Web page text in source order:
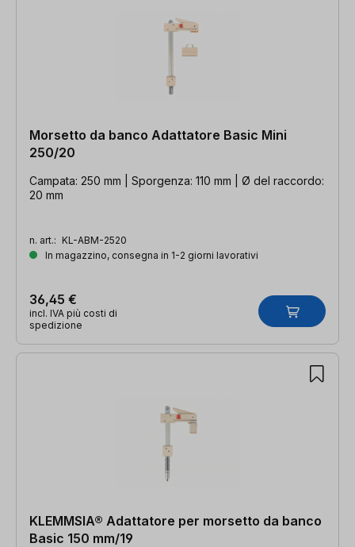
Morsetto da banco Adattatore Basic Mini
250/20
Campata: 250 mm | Sporgenza: 110 mm | Ø del raccordo:
20 mm
n. art.: KL-ABM-2520
In magazzino, consegna in 1-2 giorni lavorativi
36,45 €
incl. IVA più costi di
spedizione
KLEMMSIA® Adattatore per morsetto da banco
Basic 150 mm/19